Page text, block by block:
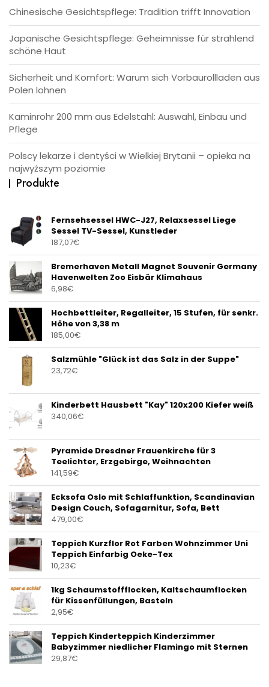
Chinesische Gesichtspflege: Tradition trifft Innovation
Japanische Gesichtspflege: Geheimnisse für strahlend
schöne Haut
Sicherheit und Komfort: Warum sich Vorbaurollladen aus
Polen lohnen
Kaminrohr 200 mm aus Edelstahl: Auswahl, Einbau und
Pflege
Polscy lekarze i dentyści w Wielkiej Brytanii – opieka na
najwyższym poziomie
Produkte
Fernsehsessel HWC-J27, Relaxsessel Liege
Sessel TV-Sessel, Kunstleder
187,07€
Bremerhaven Metall Magnet Souvenir Germany
Havenwelten Zoo Eisbär Klimahaus
6,98€
Hochbettleiter, Regalleiter, 15 Stufen, für senkr.
Höhe von 3,38 m
185,00€
Salzmühle "Glück ist das Salz in der Suppe"
23,72€
Kinderbett Hausbett "Kay" 120x200 Kiefer weiß
340,06€
Pyramide Dresdner Frauenkirche für 3
Teelichter, Erzgebirge, Weihnachten
141,59€
Ecksofa Oslo mit Schlaffunktion, Scandinavian
Design Couch, Sofagarnitur, Sofa, Bett
479,00€
Teppich Kurzflor Rot Farben Wohnzimmer Uni
Teppich Einfarbig Oeke-Tex
10,23€
1kg Schaumstoffflocken, Kaltschaumflocken
für Kissenfüllungen, Basteln
2,95€
Teppich Kinderteppich Kinderzimmer
Babyzimmer niedlicher Flamingo mit Sternen
29,87€